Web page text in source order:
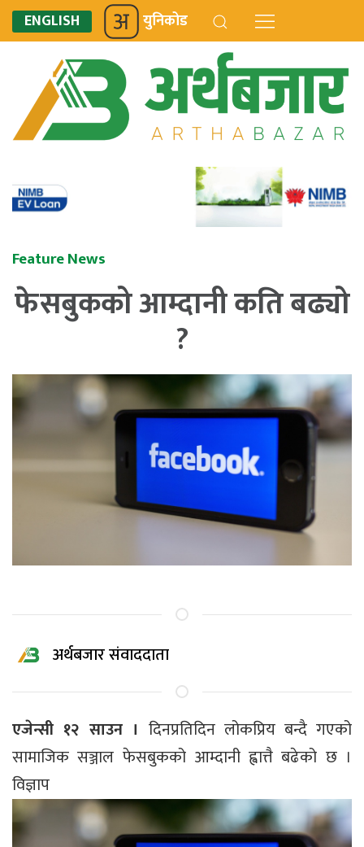
ENGLISH युनिकोड
Feature News
फेसबुकको आम्दानी कति बढ्यो
?
अर्थबजार संवाददाता
एजेन्सी १२ साउन । दिनप्रतिदिन लोकप्रिय बन्दै गएको
सामाजिक सञ्जाल फेसबुकको आम्दानी ह्वात्तै बढेको छ ।
विज्ञाप